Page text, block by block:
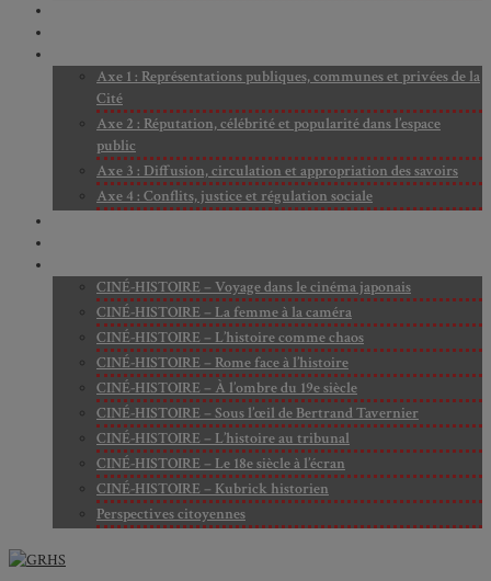
Axe 1 : Représentations publiques, communes et privées de la
Cité
Axe 2 : Réputation, célébrité et popularité dans l’espace
public
Axe 3 : Diffusion, circulation et appropriation des savoirs
Axe 4 : Conflits, justice et régulation sociale
CINÉ-HISTOIRE – Voyage dans le cinéma japonais
CINÉ-HISTOIRE – La femme à la caméra
CINÉ-HISTOIRE – L’histoire comme chaos
CINÉ-HISTOIRE – Rome face à l’histoire
CINÉ-HISTOIRE – À l’ombre du 19e siècle
CINÉ-HISTOIRE – Sous l’œil de Bertrand Tavernier
CINÉ-HISTOIRE – L’histoire au tribunal
CINÉ-HISTOIRE – Le 18e siècle à l’écran
CINÉ-HISTOIRE – Kubrick historien
Perspectives citoyennes